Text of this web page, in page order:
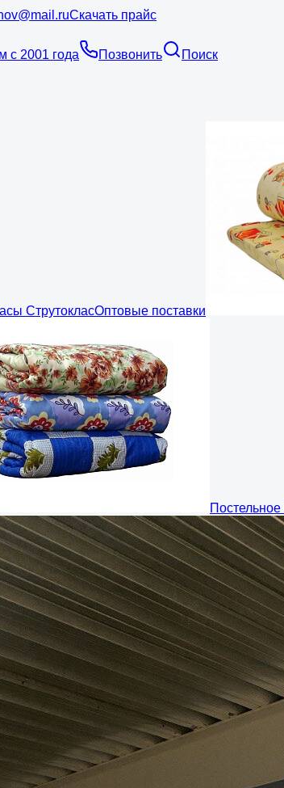
Скачать прайс
с 2001 года Позвонить
Поиск
СтрутокласОптовые поставки
Постельное